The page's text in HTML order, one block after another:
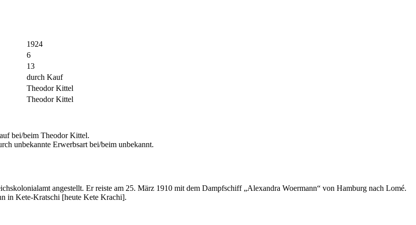
1924
6
13
durch Kauf
Theodor Kittel
Theodor Kittel
bei/beim Theodor Kittel.
unbekannte Erwerbsart bei/beim unbekannt.
angestellt. Er reiste am 25. März 1910 mit dem Dampfschiff „Alexandra Woermann“ von Hamburg nach Lomé.
in Kete-Kratschi [heute Kete Krachi].